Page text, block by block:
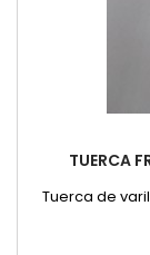
TUERCA
Tuerca de